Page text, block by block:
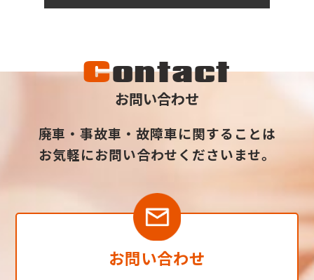
Contact
お問い合わせ
廃車・事故車・故障車に関することは
お気軽にお問い合わせくださいませ。
お問い合わせ